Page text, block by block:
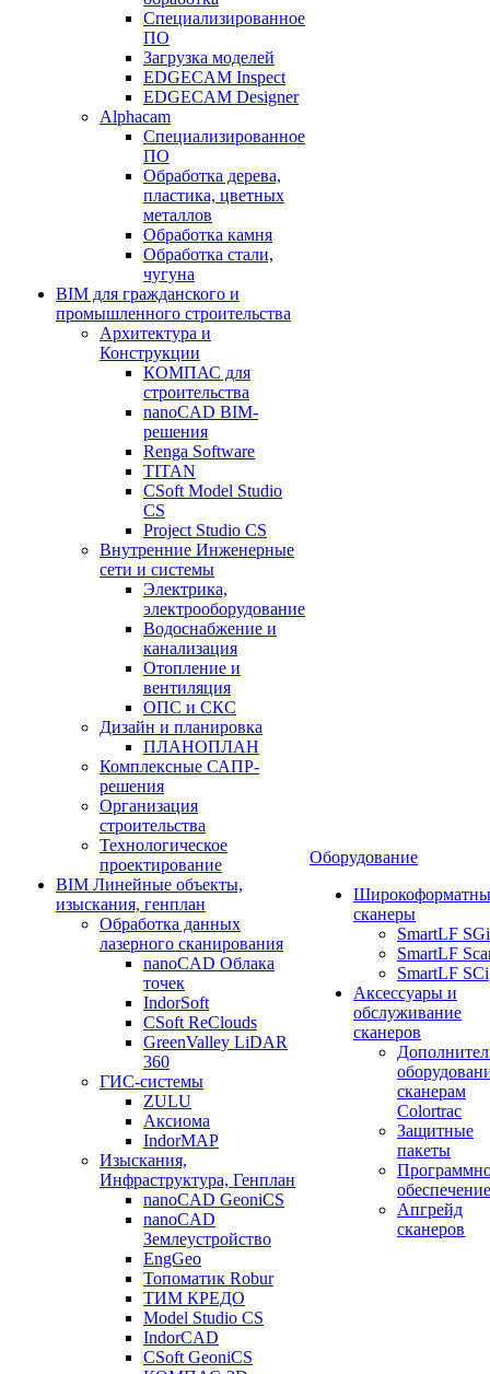
Специализированное
ПО
Загрузка моделей
EDGECAM Inspect
EDGECAM Designer
Alphacam
Специализированное
ПО
Обработка дерева,
пластика, цветных
металлов
Обработка камня
Обработка стали,
чугуна
BIM для гражданского и
промышленного строительства
Архитектура и
Конструкции
КОМПАС для
строительства
nanoCAD BIM-
решения
Renga Software
TITAN
CSoft Model Studio
CS
Project Studio CS
Внутренние Инженерные
сети и системы
Электрика,
электрооборудование
Водоснабжение и
канализация
Отопление и
вентиляция
ОПС и СКС
Дизайн и планировка
ПЛАНОПЛАН
Комплексные САПР-
решения
Организация
строительства
Технологическое
проектирование
BIM Линейные объекты,
изыскания, генплан
Обработка данных
лазерного сканирования
nanoCAD Облака
точек
IndorSoft
CSoft ReClouds
GreenValley LiDAR
360
ГИС-системы
ZULU
Аксиома
IndorMAP
Изыскания,
Инфраструктура, Генплан
nanoCAD GeoniCS
nanoCAD
Землеустройство
EngGeo
Топоматик Robur
ТИМ КРЕДО
Model Studio CS
IndorCAD
CSoft GeoniCS
Оборудование
сканеры
SmartLF SGi
SmartLF
SmartLF SCi
Аксессуары и
обслуживание
сканеров
сканерам
Colortrac
Защитные
пакеты
обеспечение
Апгрейд
сканеров